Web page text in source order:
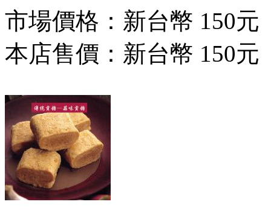
市場價格： 新台幣 150元
本店售價： 新台幣 150元